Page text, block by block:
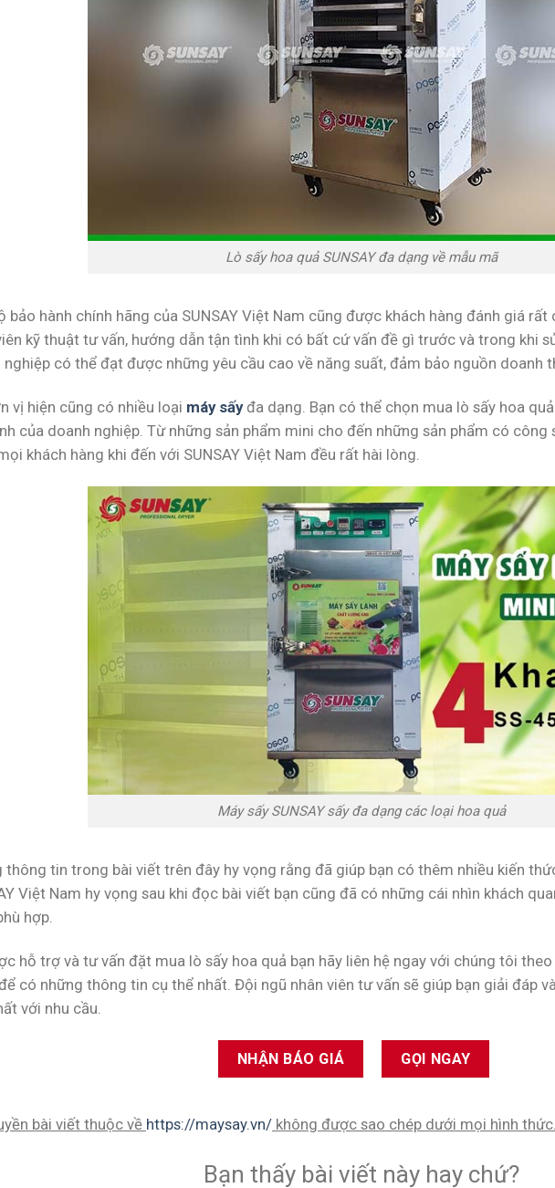
Lò sấy hoa quả SUNSAY đa dạng về mẫu mã
bảo hành chính hãng của SUNSAY Việt Nam cũng được khách hàng đánh giá
kỹ thuật tư vấn, hướng dẫn tận tình khi có bất cứ vấn đề gì trước và trong khi
nghiệp có thể đạt được những yêu cầu cao về năng suất, đảm bảo nguồn doanh
vị hiện cũng có nhiều loại máy sấyđa dạng. Bạn có thể chọn mua lò sấy hoa
của doanh nghiệp. Từ những sản phẩm mini cho đến những sản phẩm có
khách hàng khi đến với SUNSAY Việt Nam đều rất hài lòng.
Máy sấy SUNSAY sấy đa dạng các loại hoa quả
thông tin trong bài viết trên đây hy vọng rằng đã giúp bạn có thêm nhiều kiến
Việt Nam hy vọng sau khi đọc bài viết bạn cũng đã có những cái nhìn khách
hợp.
hỗ trợ và tư vấn đặt mua lò sấy hoa quả bạn hãy liên hệ ngay với chúng tôi
có những thông tin cụ thể nhất. Đội ngũ nhân viên tư vấn sẽ giúp bạn giải đáp
với nhu cầu.
NHẬN BÁO GIÁ GỌI NGAY
bài viết thuộc về https://maysay.vn/ không được sao chép dưới mọi hình thức.
Bạn thấy bài viết này hay chứ?